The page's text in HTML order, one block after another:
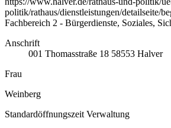
politik/rathaus/dienstleistungen/detailseite/
Fachbereich 2 - Bürgerdienste, Soziales,
Anschrift
001 Thomasstraße 18 58553 Halver
Frau
Weinberg
Standardöffnungszeit Verwaltung